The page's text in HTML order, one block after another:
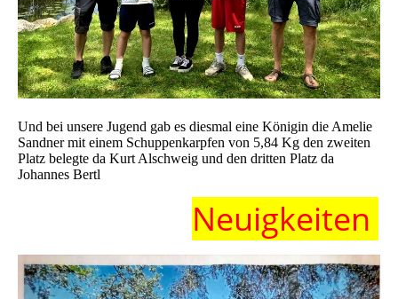
Und bei unsere Jugend gab es diesmal eine Königin die Amelie
Sandner mit einem Schuppenkarpfen von 5,84 Kg den zweiten
Platz belegte da Kurt Alschweig und den dritten Platz da
Johannes Bertl
Neuigkeiten